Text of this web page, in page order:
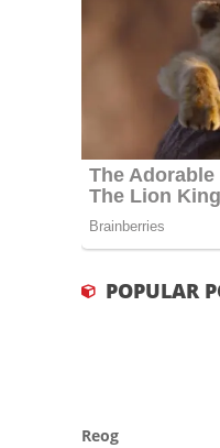
POPULAR
Reog